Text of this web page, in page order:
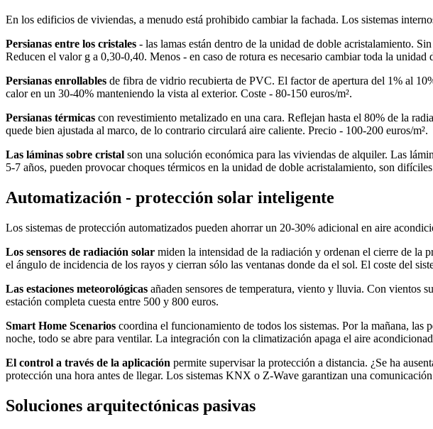
En los edificios de viviendas, a menudo está prohibido cambiar la fachada. Los sistemas
Persianas entre los cristales - las lamas están dentro de la unidad de doble acristalamiento.
Reducen el valor g a 0,30-0,40. Menos - en caso de rotura es necesario cambiar toda la
Persianas enrollables de fibra de vidrio recubierta de PVC. El factor de apertura del 1% al
calor en un 30-40% manteniendo la vista al exterior. Coste - 80-150 euros/m².
Persianas térmicas con revestimiento metalizado en una cara. Reflejan hasta el 80% de la
quede bien ajustada al marco, de lo contrario circulará aire caliente. Precio - 100-200 euros/m².
Las láminas sobre cristal son una solución económica para las viviendas de alquiler. Las
5-7 años, pueden provocar choques térmicos en la unidad de doble acristalamiento, son
Automatización - protección solar inteligente
Los sistemas de protección automatizados pueden ahorrar un 20-30% adicional en aire
Los sensores de radiación solar miden la intensidad de la radiación y ordenan el cierre de la
el ángulo de incidencia de los rayos y cierran sólo las ventanas donde da el sol. El coste del
Las estaciones meteorológicas añaden sensores de temperatura, viento y lluvia. Con vientos
estación completa cuesta entre 500 y 800 euros.
Smart Home Scenarios coordina el funcionamiento de todos los sistemas. Por la mañana, las
noche, todo se abre para ventilar. La integración con la climatización apaga el aire
El control a través de la aplicación permite supervisar la protección a distancia. ¿Se ha
protección una hora antes de llegar. Los sistemas KNX o Z-Wave garantizan una
Soluciones arquitectónicas pasivas